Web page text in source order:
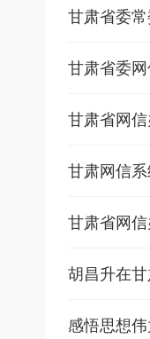
甘肃省委
甘肃省网
甘肃网信
甘肃省网